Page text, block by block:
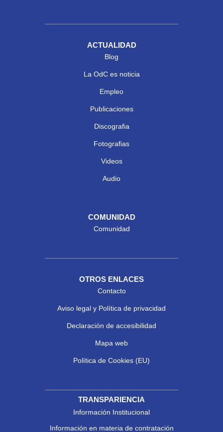
ACTUALIDAD
Blog
La OdC es noticia
Empleo
Publicaciones
Discografia
Fotografias
Videos
Audio
COMUNIDAD
Comunidad
OTROS ENLACES
Contacto
Aviso legal y Política de privacidad
Declaración de accesibilidad
Mapa web
Política de Cookies (EU)
TRANSPARIENCIA
Información Institucional
Información en materia de contratación